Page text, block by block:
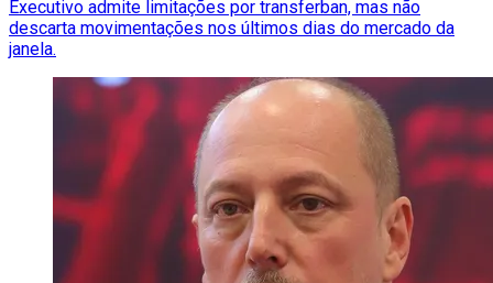
Executivo admite limitações por transferban, mas não
descarta movimentações nos últimos dias do mercado da
janela.